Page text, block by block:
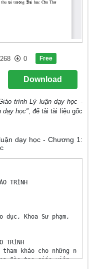
0 Free
Download
trình Lý luận dạy học -
dạy học", để tải tài liệu gốc
dạy học - Chương 1:
TRÌNH
dục, Khoa Sư phạm,